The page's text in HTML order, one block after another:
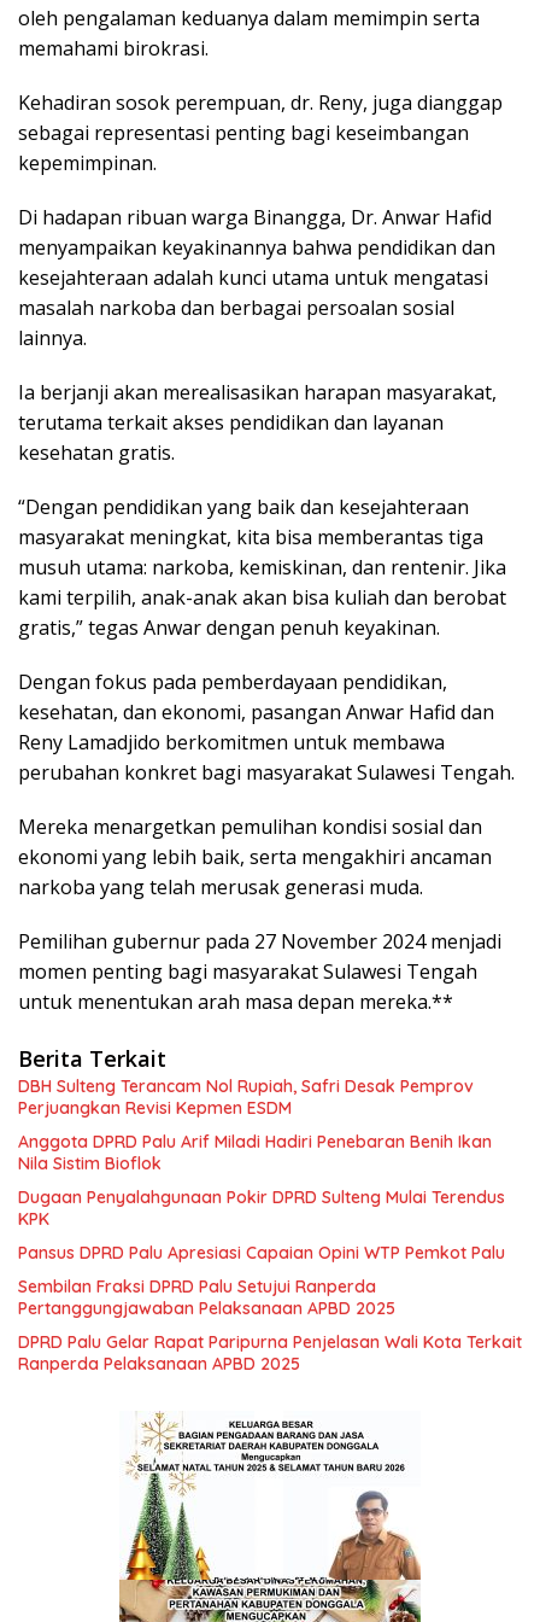
oleh pengalaman keduanya dalam memimpin serta
memahami birokrasi.
Kehadiran sosok perempuan, dr. Reny, juga dianggap
sebagai representasi penting bagi keseimbangan
kepemimpinan.
Di hadapan ribuan warga Binangga, Dr. Anwar Hafid
menyampaikan keyakinannya bahwa pendidikan dan
kesejahteraan adalah kunci utama untuk mengatasi
masalah narkoba dan berbagai persoalan sosial
lainnya.
Ia berjanji akan merealisasikan harapan masyarakat,
terutama terkait akses pendidikan dan layanan
kesehatan gratis.
“Dengan pendidikan yang baik dan kesejahteraan
masyarakat meningkat, kita bisa memberantas tiga
musuh utama: narkoba, kemiskinan, dan rentenir. Jika
kami terpilih, anak-anak akan bisa kuliah dan berobat
gratis,” tegas Anwar dengan penuh keyakinan.
Dengan fokus pada pemberdayaan pendidikan,
kesehatan, dan ekonomi, pasangan Anwar Hafid dan
Reny Lamadjido berkomitmen untuk membawa
perubahan konkret bagi masyarakat Sulawesi Tengah.
Mereka menargetkan pemulihan kondisi sosial dan
ekonomi yang lebih baik, serta mengakhiri ancaman
narkoba yang telah merusak generasi muda.
Pemilihan gubernur pada 27 November 2024 menjadi
momen penting bagi masyarakat Sulawesi Tengah
untuk menentukan arah masa depan mereka.**
Berita Terkait
DBH Sulteng Terancam Nol Rupiah, Safri Desak Pemprov
Perjuangkan Revisi Kepmen ESDM
Anggota DPRD Palu Arif Miladi Hadiri Penebaran Benih Ikan
Nila Sistim Bioflok
Dugaan Penyalahgunaan Pokir DPRD Sulteng Mulai Terendus
KPK
Pansus DPRD Palu Apresiasi Capaian Opini WTP Pemkot Palu
Sembilan Fraksi DPRD Palu Setujui Ranperda
Pertanggungjawaban Pelaksanaan APBD 2025
DPRD Palu Gelar Rapat Paripurna Penjelasan Wali Kota Terkait
Ranperda Pelaksanaan APBD 2025